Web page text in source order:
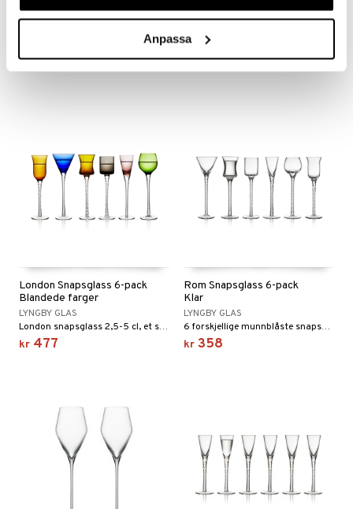
Anpassa
Melodia Shotglass Krystall
8 cl 6-Pack
Elegante shotglass som fremhever innholdets nyanser når lys og skygger i omgivelsene reflekteres i glassets vakre mønster.
Snapsglass 6-pack
Blandede farger
LYNGBY GLAS
London Snapsglass 6-pack
Blandede farger
LYNGBY GLAS
London snapsglass 2,5-5 cl, et sett med 6 fra danske Lyngby Glas, er laget av glass i høy kvalitet med en moderne og elegant design.
kr 477
Rom Snapsglass 6-pack
Klar
LYNGBY GLAS
6 forskjellige munnblåste snapsglass med vridd stett som bidrar til god stemning rundt bordet, og det er enkelt å finne sitt eget glass.
kr 358